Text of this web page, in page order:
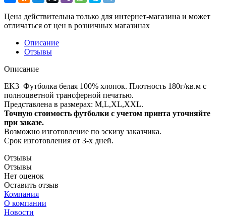
Цена действительна только для интернет-магазина и может
отличаться от цен в розничных магазинах
Описание
Отзывы
Описание
EK3 Футболка белая 100% хлопок. Плотность 180г/кв.м с
полноцветной трансферной печатью.
Представлена в размерах: M,L,XL,XXL.
Точную стоимость футболки с учетом принта уточняйте
при заказе.
Возможно изготовление по эскизу заказчика.
Срок изготовления от 3-х дней.
Отзывы
Отзывы
Нет оценок
Оставить отзыв
Компания
О компании
Новости